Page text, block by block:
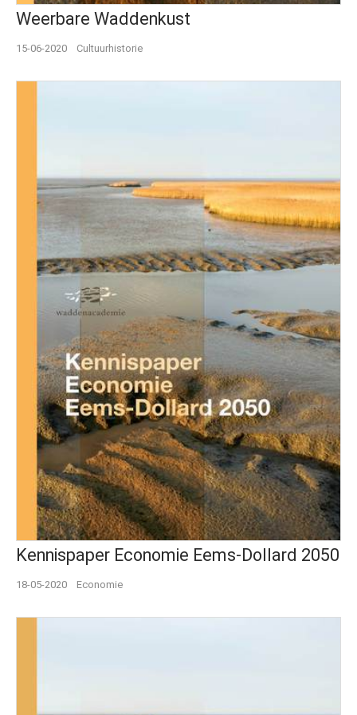
Weerbare Waddenkust
15-06-2020 Cultuurhistorie
Kennispaper Economie Eems-Dollard 2050
18-05-2020 Economie